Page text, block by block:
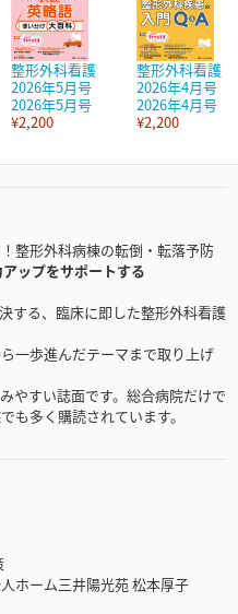
整形外科看護
2026年5月号
2026年5月号
¥2,200
整形外科看護
2026年4月号
2026年4月号
¥2,200
整形外科病棟の転倒・転落予防
ップをサポートする
する、臨床に即した整形外科看護
一歩進んだテーマまで取り上げ
やすい誌面です。総合病院だけで
も多く購読されています。
ホーム三井陽光苑 松本厚子